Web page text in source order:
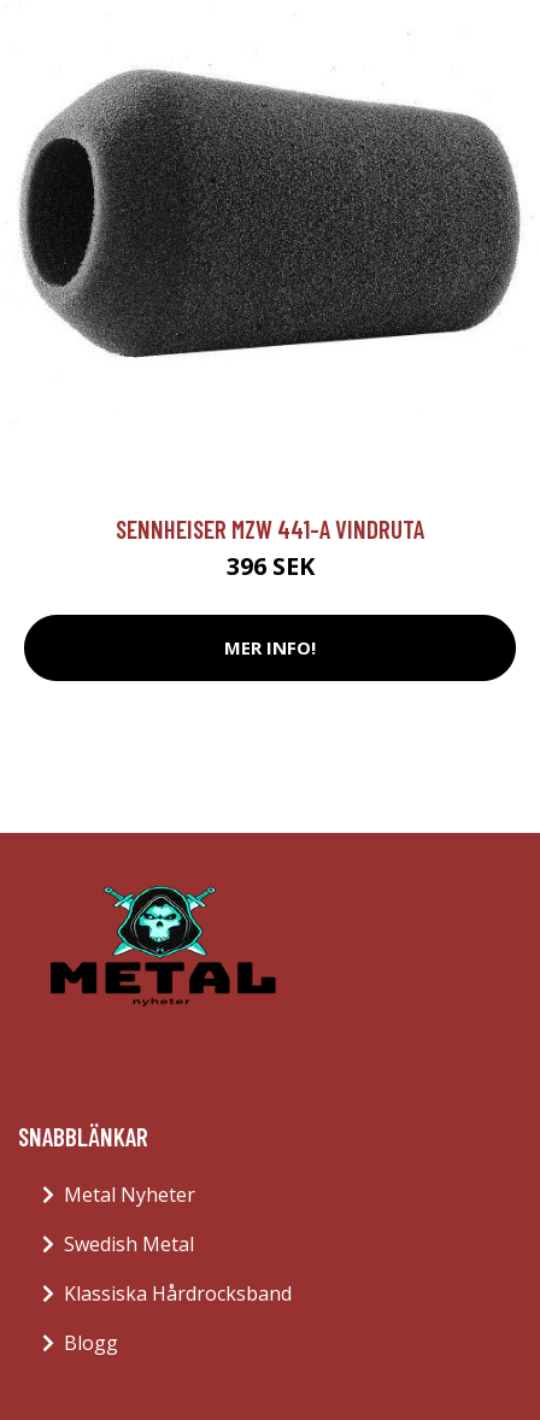
SENNHEISER MZW 441-A VINDRUTA
396 SEK
MER INFO!
SNABBLÄNKAR
Metal Nyheter
Swedish Metal
Klassiska Hårdrocksband
Blogg